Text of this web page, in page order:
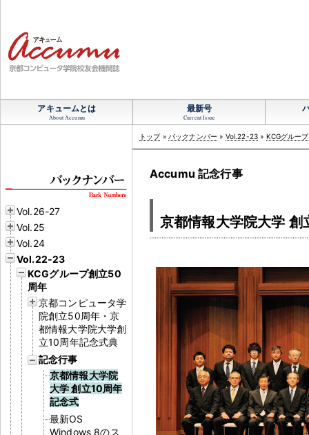
アキュームとは
About Accumu
最新号
Current Issue
Vol.26-27
Vol.25
Vol.24
Vol.22-23
KCGグループ創立50
周年
京都コンピュータ学
院創立50周年・京
都情報大学院大学創
立10周年記念式典
記念行事
京都情報大学院
大学 創立10周年
記念式
最新OS
Windows 8のス
トップ» バックナンバー » Vol.22-23 » KCGグルー
Accumu 記念行事
京都情報大学院大学 創